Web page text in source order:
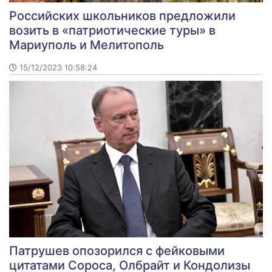
Российских школьников предложили
возить в «патриотические туры» в
Мариуполь и Мелитополь
15/12/2023 10:58:24
Патрушев опозорился с фейковыми
цитатами Сороса, Олбрайт и Кондолизы